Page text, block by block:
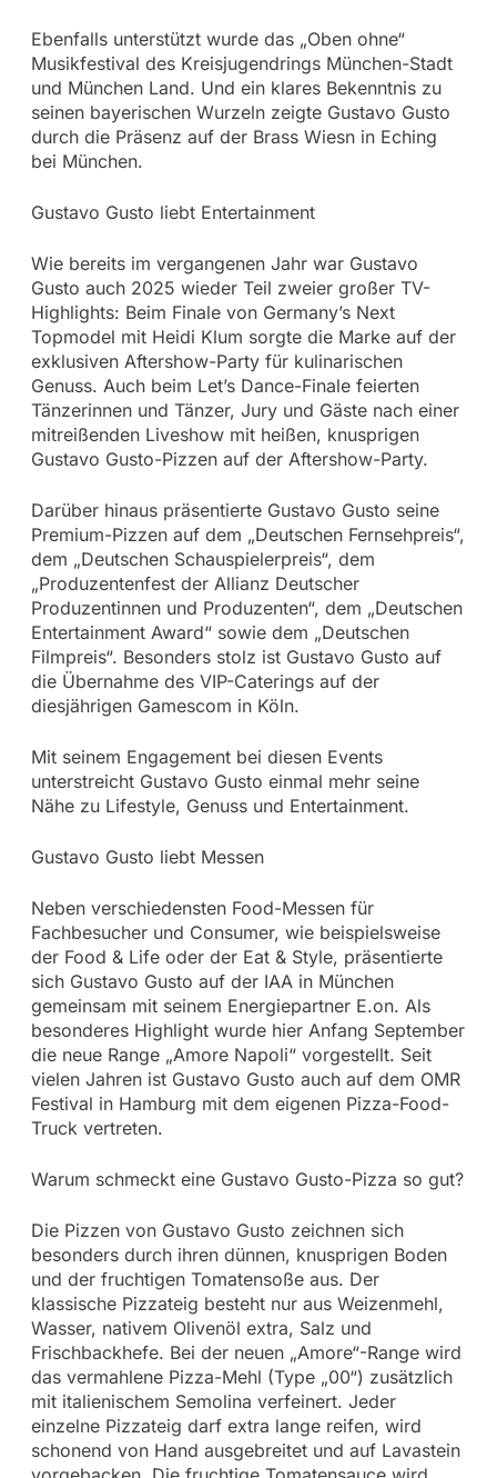
Ebenfalls unterstützt wurde das „Oben ohne“
Musikfestival des Kreisjugendrings München-Stadt
und München Land. Und ein klares Bekenntnis zu
seinen bayerischen Wurzeln zeigte Gustavo Gusto
durch die Präsenz auf der Brass Wiesn in Eching
bei München.
Gustavo Gusto liebt Entertainment
Wie bereits im vergangenen Jahr war Gustavo
Gusto auch 2025 wieder Teil zweier großer TV-
Highlights: Beim Finale von Germany’s Next
Topmodel mit Heidi Klum sorgte die Marke auf der
exklusiven Aftershow-Party für kulinarischen
Genuss. Auch beim Let’s Dance-Finale feierten
Tänzerinnen und Tänzer, Jury und Gäste nach einer
mitreißenden Liveshow mit heißen, knusprigen
Gustavo Gusto-Pizzen auf der Aftershow-Party.
Darüber hinaus präsentierte Gustavo Gusto seine
Premium-Pizzen auf dem „Deutschen Fernsehpreis“,
dem „Deutschen Schauspielerpreis“, dem
„Produzentenfest der Allianz Deutscher
Produzentinnen und Produzenten“, dem „Deutschen
Entertainment Award“ sowie dem „Deutschen
Filmpreis“. Besonders stolz ist Gustavo Gusto auf
die Übernahme des VIP-Caterings auf der
diesjährigen Gamescom in Köln.
Mit seinem Engagement bei diesen Events
unterstreicht Gustavo Gusto einmal mehr seine
Nähe zu Lifestyle, Genuss und Entertainment.
Gustavo Gusto liebt Messen
Neben verschiedensten Food-Messen für
Fachbesucher und Consumer, wie beispielsweise
der Food & Life oder der Eat & Style, präsentierte
sich Gustavo Gusto auf der IAA in München
gemeinsam mit seinem Energiepartner E.on. Als
besonderes Highlight wurde hier Anfang September
die neue Range „Amore Napoli“ vorgestellt. Seit
vielen Jahren ist Gustavo Gusto auch auf dem OMR
Festival in Hamburg mit dem eigenen Pizza-Food-
Truck vertreten.
Warum schmeckt eine Gustavo Gusto-Pizza so gut?
Die Pizzen von Gustavo Gusto zeichnen sich
besonders durch ihren dünnen, knusprigen Boden
und der fruchtigen Tomatensoße aus. Der
klassische Pizzateig besteht nur aus Weizenmehl,
Wasser, nativem Olivenöl extra, Salz und
Frischbackhefe. Bei der neuen „Amore“-Range wird
das vermahlene Pizza-Mehl (Type „00“) zusätzlich
mit italienischem Semolina verfeinert. Jeder
einzelne Pizzateig darf extra lange reifen, wird
schonend von Hand ausgebreitet und auf Lavastein